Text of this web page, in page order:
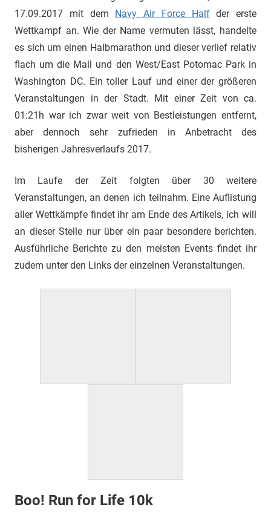
17.09.2017 mit dem Navy Air Force Halfder erste
Wettkampf an. Wie der Name vermuten lässt, handelte
es sich um einen Halbmarathon und dieser verlief relativ
flach um die Mall und den West/East Potomac Park in
Washington DC. Ein toller Lauf und einer der größeren
Veranstaltungen in der Stadt. Mit einer Zeit von ca.
01:21h war ich zwar weit von Bestleistungen entfernt,
aber dennoch sehr zufrieden in Anbetracht des
bisherigen Jahresverlaufs 2017.
Im Laufe der Zeit folgten über 30 weitere
Veranstaltungen, an denen ich teilnahm. Eine Auflistung
aller Wettkämpfe findet ihr am Ende des Artikels, ich will
an dieser Stelle nur über ein paar besondere berichten.
Ausführliche Berichte zu den meisten Events findet ihr
zudem unter den Links der einzelnen Veranstaltungen.
Boo! Run for Life 10k